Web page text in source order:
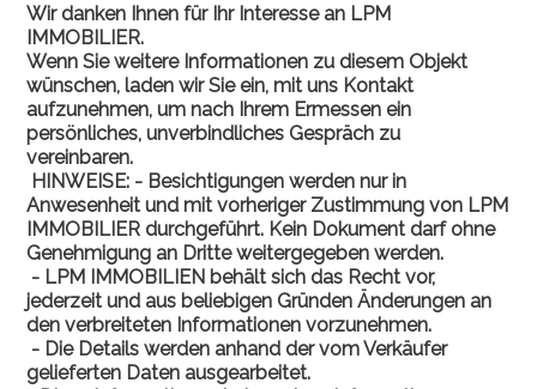
Wir danken Ihnen für Ihr Interesse an LPM
IMMOBILIER.
Wenn Sie weitere Informationen zu diesem Objekt
wünschen, laden wir Sie ein, mit uns Kontakt
aufzunehmen, um nach Ihrem Ermessen ein
persönliches, unverbindliches Gespräch zu
vereinbaren.
HINWEISE: - Besichtigungen werden nur in
Anwesenheit und mit vorheriger Zustimmung von LPM
IMMOBILIER durchgeführt. Kein Dokument darf ohne
Genehmigung an Dritte weitergegeben werden.
- LPM IMMOBILIEN behält sich das Recht vor,
jederzeit und aus beliebigen Gründen Änderungen an
den verbreiteten Informationen vorzunehmen.
- Die Details werden anhand der vom Verkäufer
gelieferten Daten ausgearbeitet.